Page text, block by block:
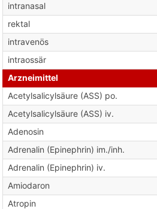
intranasal
rektal
intravenös
intraossär
Arzneimittel
Acetylsalicylsäure (ASS) po.
Acetylsalicylsäure (ASS) iv.
Adenosin
Adrenalin (Epinephrin) im./inh.
Adrenalin (Epinephrin) iv.
Amiodaron
Atropin